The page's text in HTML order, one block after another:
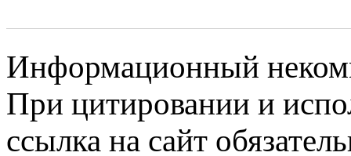
Информационный
При цитировании и
ссылка на сайт